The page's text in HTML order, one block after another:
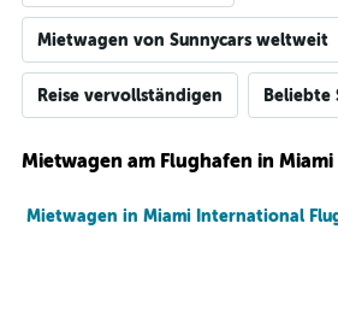
Mietwagen von Sunnycars weltweit
Reise vervollständigen Beliebte
Mietwagen am Flughafen in Miami
Mietwagen in Miami International